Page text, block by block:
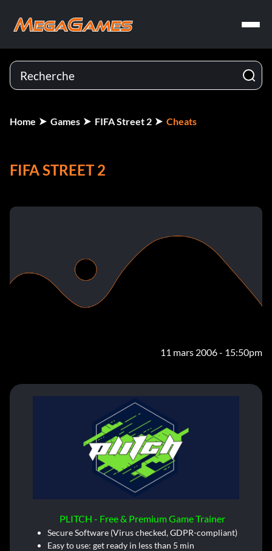
Home Games FIFA Street 2 Cheats
FIFA STREET 2
11 mars 2006 - 15:50pm
PLITCH - Free & Premium Game Trainer
Secure Software (Virus checked, GDPR-compliant)
Easy to use: get ready in less than 5 min